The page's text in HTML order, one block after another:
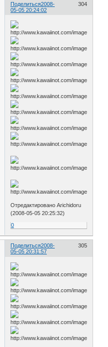
Поделиться 304
2008-
05-05 20:24:02
Отредактировано Arichidoru
(2008-05-05 20:25:32)
0
Поделиться 305
2008-
05-05 20:31:57